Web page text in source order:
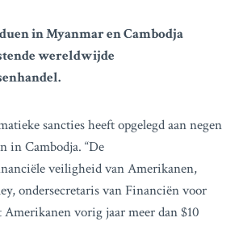
in Myanmar en Cambodja
wereldwijde
sancties heeft opgelegd aan negen
in Cambodja. “De
veiligheid van Amerikanen,
ondersecretaris van Financiën voor
vorig jaar meer dan $10